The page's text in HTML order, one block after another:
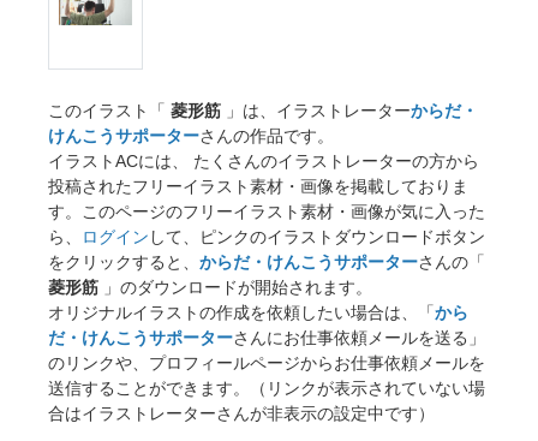
このイラスト「 菱形筋 」は、イラストレーターからだ・
けんこうサポーターさんの作品です。
イラストACには、 たくさんのイラストレーターの方から
投稿されたフリーイラスト素材・画像を掲載しておりま
す。このページのフリーイラスト素材・画像が気に入った
ら、
ログイン して、ピンクのイラストダウンロードボタン
をクリックすると、 からだ・けんこうサポーターさんの「
菱形筋 」のダウンロードが開始されます。
オリジナルイラストの作成を依頼したい場合は、「から
だ・けんこうサポーターさんにお仕事依頼メールを送る」
のリンクや、プロフィールページからお仕事依頼メールを
送信することができます。（リンクが表示されていない場
合はイラストレーターさんが非表示の設定中です）